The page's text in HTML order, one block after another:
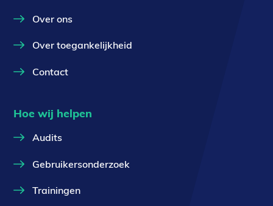
Over ons
Over toegankelijkheid
Contact
Hoe wij helpen
Audits
Gebruikersonderzoek
Trainingen